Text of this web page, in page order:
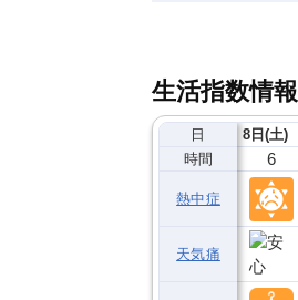
生活指数情報
日
時間
熱中症
天気痛
8日(土)
6